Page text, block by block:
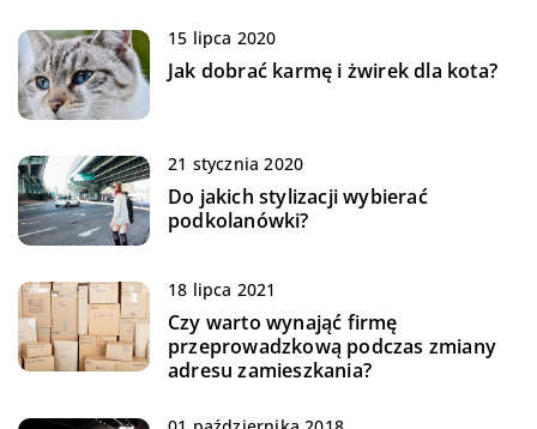
15 lipca 2020
Jak dobrać karmę i żwirek dla kota?
21 stycznia 2020
Do jakich stylizacji wybierać
podkolanówki?
18 lipca 2021
Czy warto wynająć firmę
przeprowadzkową podczas zmiany
adresu zamieszkania?